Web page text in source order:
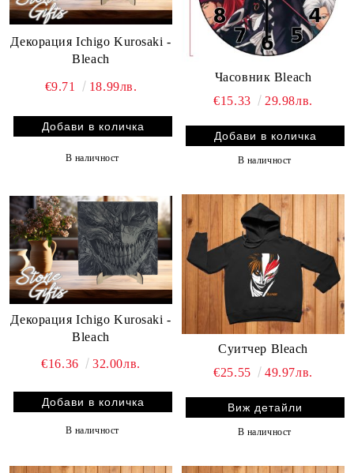
Декорация Ichigo Kurosaki -
Bleach
€9.71 18.99лв.
В наличност
Часовник Bleach
€15.33
29.98лв.
В наличност
Декорация Ichigo Kurosaki -
Bleach
€16.36
32.00лв.
В наличност
Суитчер Bleach
€25.55
49.97лв.
Виж детайли
В наличност